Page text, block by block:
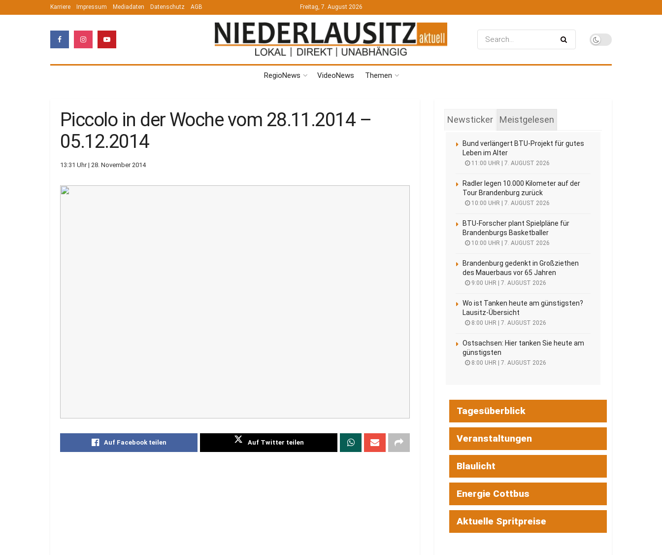
Karriere Impressum Mediadaten Datenschutz AGB Freitag, 7. August 2026
RegioNews VideoNews Themen
Piccolo in der Woche vom 28.11.2014 –
05.12.2014
13:31 Uhr | 28. November 2014
Auf Facebook teilen Auf Twitter teilen
Newsticker Meistgelesen
Bund verlängert BTU-Projekt für gutes
Leben im Alter
11:00 UHR | 7. AUGUST 2026
Radler legen 10.000 Kilometer auf der
Tour Brandenburg zurück
10:00 UHR | 7. AUGUST 2026
BTU-Forscher plant Spielpläne für
Brandenburgs Basketballer
10:00 UHR | 7. AUGUST 2026
Brandenburg gedenkt in Großziethen
des Mauerbaus vor 65 Jahren
9:00 UHR | 7. AUGUST 2026
Wo ist Tanken heute am günstigsten?
Lausitz-Übersicht
8:00 UHR | 7. AUGUST 2026
Ostsachsen: Hier tanken Sie heute am
günstigsten
8:00 UHR | 7. AUGUST 2026
Tagesüberblick
Veranstaltungen
Blaulicht
Energie Cottbus
Aktuelle Spritpreise